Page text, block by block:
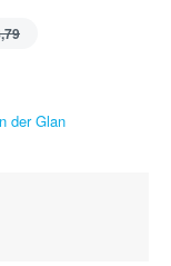
der Glan